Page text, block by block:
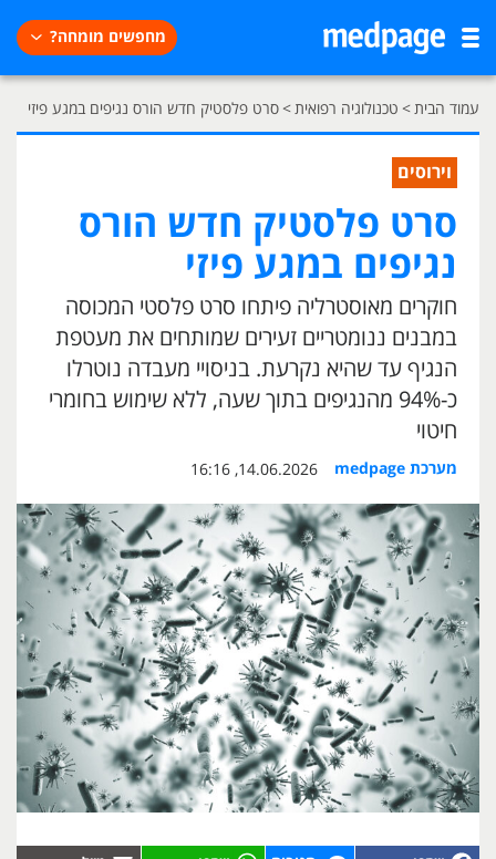
מחפשים מומחה?
עמוד הבית> טכנולוגיה רפואית>סרט פלסטיק חדש הורס נגיפים במגע פיזי
וירוסים
סרט פלסטיק חדש הורס
נגיפים במגע פיזי
חוקרים מאוסטרליה פיתחו סרט פלסטי המכוסה
במבנים ננומטריים זעירים שמותחים את מעטפת
הנגיף עד שהיא נקרעת. בניסויי מעבדה נוטרלו
כ-94% מהנגיפים בתוך שעה, ללא שימוש בחומרי
חיטוי
מערכת medpage 14.06.2026, 16:16